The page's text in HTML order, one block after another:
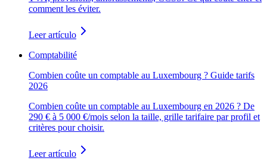
comment les éviter.
Leer artículo
Comptabilité
Combien coûte un comptable au Luxembourg ? Guide tarifs
2026
Combien coûte un comptable au Luxembourg en 2026 ? De
290 € à 5 000 €/mois selon la taille, grille tarifaire par profil et
critères pour choisir.
Leer artículo